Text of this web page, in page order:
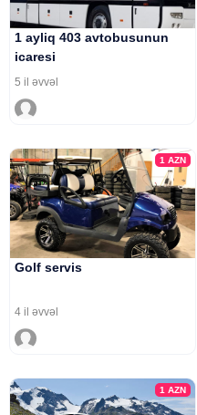
1 ayliq 403 avtobusunun
icaresi
5 il əvvəl
1AZN
Golf servis
4 il əvvəl
1AZN